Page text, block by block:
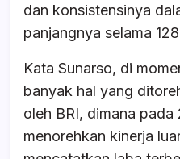
dan konsistensinya
panjangnya selama
Kata Sunarso, di
banyak hal yang
oleh BRI, dimana pada
menorehkan kinerja